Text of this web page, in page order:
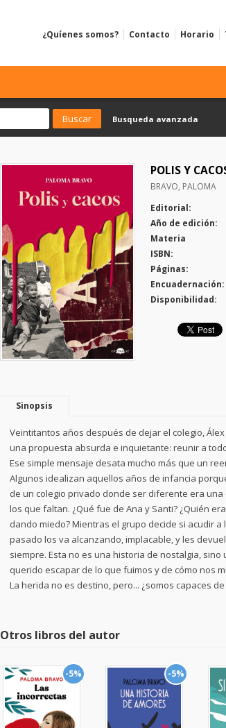
¿Quíenes somos? Contacto Horario
Busqueda avanzada
POLIS Y
BRAVO, PALOMA
Editorial:
Año de edición:
Materia
ISBN:
Páginas:
Encuadernación:
Disponibilidad:
Sinopsis
Veintitantos años después de dejar el colegio,
una propuesta absurda e inquietante: reunir a
Ese simple mensaje desata mucho más que un
Algunos idealizan aquellos años de infancia
de un colegio privado donde ser diferente era
los que faltan. ¿Qué fue de Ana y Santi? ¿Quién
dando miedo? Mientras el grupo decide si acudir
pasado los va alcanzando, implacable, y les
siempre. Esta no es una historia de nostalgia,
querido escapar de lo que fuimos y de cómo nos
La herida no es destino, pero... ¿somos capaces
Otros libros del autor
-5% -5%